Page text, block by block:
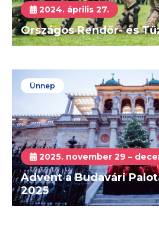
2024. április 27.
Országos Rendőr- és
Ünnep
2025. november 29 –
Advent a Budavári
2025